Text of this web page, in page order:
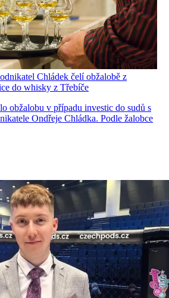
Chládek čelí obžalobě z
do whisky z Třebíče
obžalobu v případu investic do sudů s
Ondřeje Chládka. Podle žalobce